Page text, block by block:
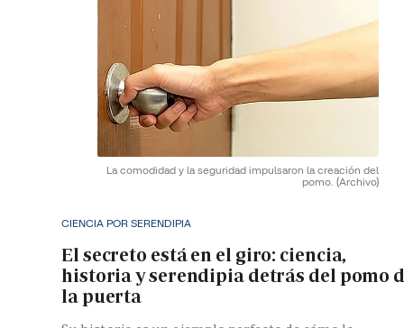
La comodidad y la seguridad impulsaron la creación del
pomo. (Archivo)
CIENCIA POR SERENDIPIA
El secreto está en el giro: ciencia,
historia y serendipia detrás del pomo
la puerta